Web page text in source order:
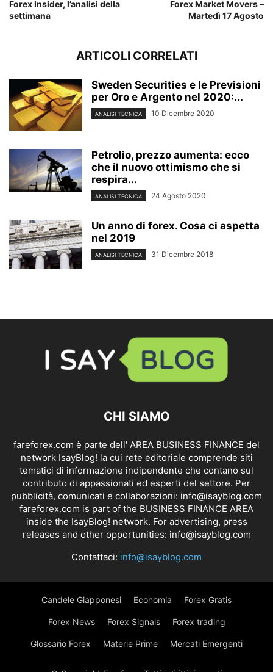
Forex Insider, l’analisi della
settimana
Forex Market Movers –
Martedì 17 Agosto
ARTICOLI CORRELATI
Sweden Securities e le Previsioni
per Oro e Argento nel 2020:...
ANALISI TECNICA 10 Dicembre 2020
Petrolio, prezzo aumenta: ecco
che il nuovo ottimismo che si
respira...
ANALISI TECNICA 24 Agosto 2020
Un anno di forex. Cosa ci aspetta
nel 2019
ANALISI TECNICA 31 Dicembre 2018
CHI SIAMO
fareforex.com è parte dell' AREA BUSINESS FINANCE del
network IsayBlog! la cui rete editoriale comprende siti
tematici di informazione indipendente che contano sul
contributo di appassionati ed esperti del settore. Per
pubblicità, comunicati e collaborazioni: info@isayblog.com
fareforex.com is part of the BUSINESS FINANCE AREA
inside the IsayBlog! network. For advertising, press
releases and other opportunities: info@isayblog.com
Contattaci: info@isayblog.com
Candele Giapponesi Economia Forex Gratis
Forex News Forex Signals Forex trading
Glossario Forex Materie Prime Mercati Emergenti